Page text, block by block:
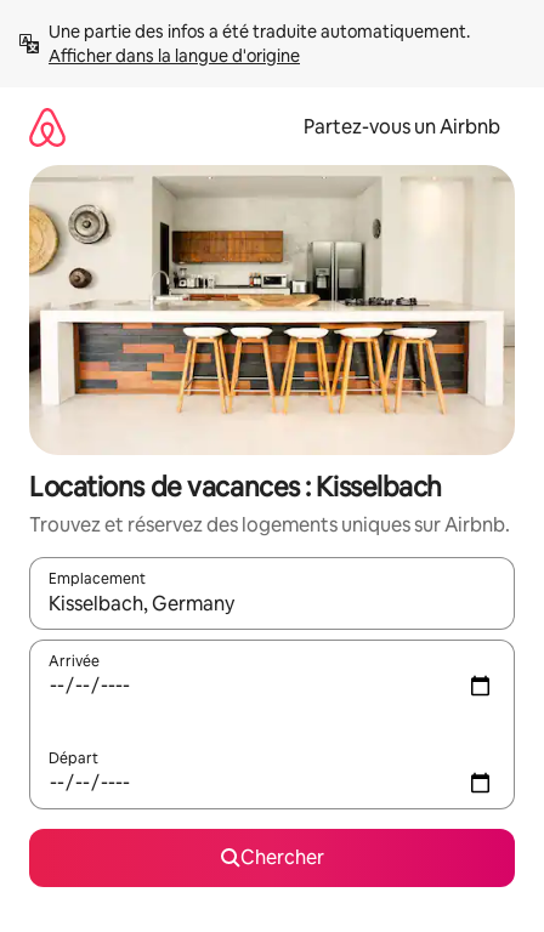
directement
Afficher dans la langue d'origine
Partez-vous un Airbnb
Locations de vacances : Kisselbach
Trouvez et réservez des logements uniques sur Airbnb.
Emplacement
Quand les résultats sont affichés, parcourez-les en utilisant
Arrivée
Départ
Chercher